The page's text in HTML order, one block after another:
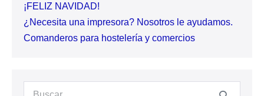
¡FELIZ NAVIDAD!
¿Necesita una impresora? Nosotros le ayudamos.
Comanderos para hostelería y comercios
Buscar: